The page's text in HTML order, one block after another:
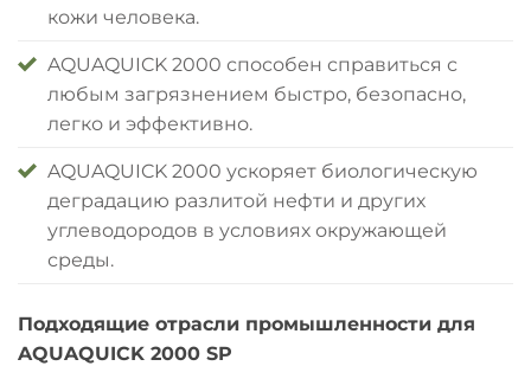
кожи человека.
AQUAQUICK 2000 способен справиться с
любым загрязнением быстро, безопасно,
легко и эффективно.
AQUAQUICK 2000 ускоряет биологическую
деградацию разлитой нефти и других
углеводородов в условиях окружающей
среды.
Подходящие отрасли промышленности для
AQUAQUICK 2000 SP